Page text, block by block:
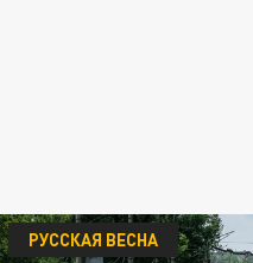
РУССКАЯ ВЕСНА